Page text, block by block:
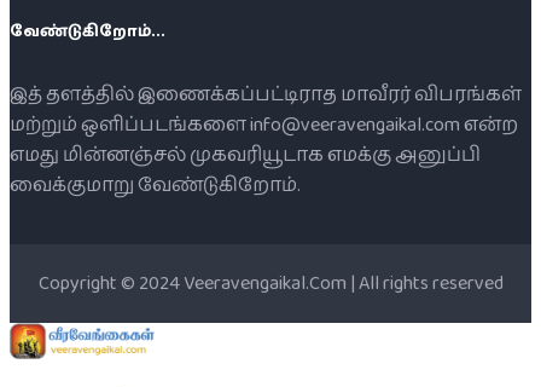
வேண்டுகிறோம்...
இத் தளத்தில் இணைக்கப்பட்டிராத மாவீரர் விபரங்கள்
மற்றும் ஒளிப்படங்களை info@veeravengaikal.com என்ற
எமது மின்னஞ்சல் முகவரியூடாக எமக்கு அனுப்பி
வைக்குமாறு வேண்டுகிறோம்.
Copyright © 2024 Veeravengaikal.Com | All rights reserved